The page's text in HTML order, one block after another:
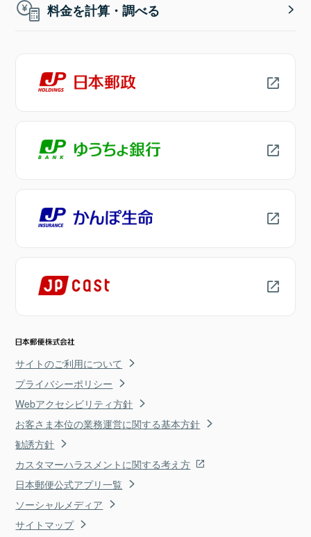
料金を計算・調べる
サイトのご利用について
プライバシーポリシー
Webアクセシビリティ方針
お客さま本位の業務運営に関する基本方針
勧誘方針
カスタマーハラスメントに関する考え方
日本郵便公式アプリ一覧
ソーシャルメディア
サイトマップ